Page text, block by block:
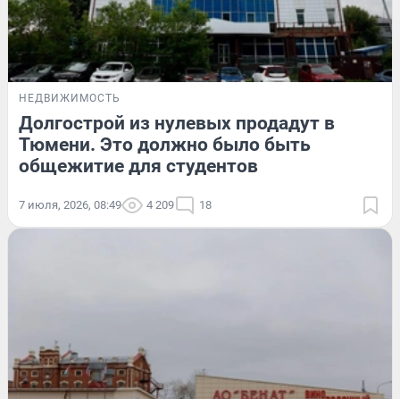
НЕДВИЖИМОСТЬ
Долгострой из нулевых продадут в
Тюмени. Это должно было быть
общежитие для студентов
7 июля, 2026, 08:49 4 209 18